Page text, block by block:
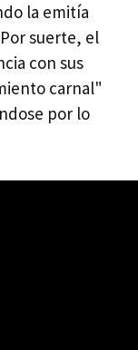
la emitía
suerte, el
con sus
carnal"
por lo